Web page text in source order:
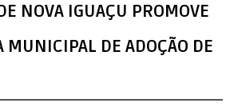
NOVA IGUAÇU PROMOVE
MUNICIPAL DE ADOÇÃO DE